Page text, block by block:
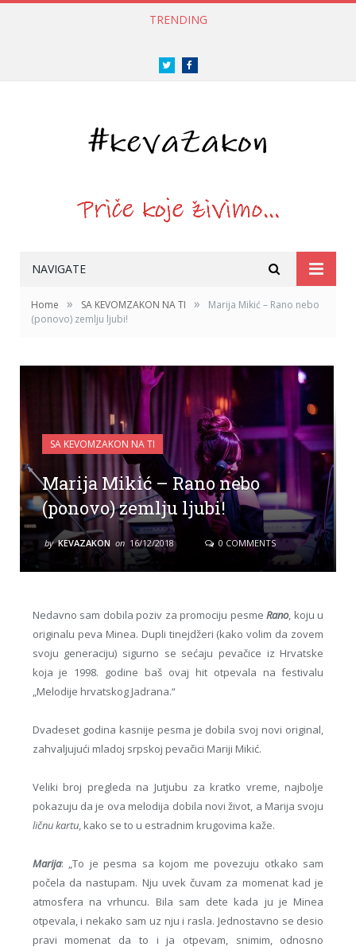
TRENDING
Twitter
NAVIGATE
Home » SA KEVOMZAKON NA TI »
Marija Mikić – Rano nebo
(ponovo) zemlju ljubi!
SA KEVOMZAKON NA TI
Marija Mikić – Rano nebo
(ponovo) zemlju ljubi!
by KEVAZAKON on 16/12/2018 0 COMMENTS
Nedavno sam dobila poziv za promociju pesmeRano, koju u
originalu peva Minea. Dupli tinejdžeri (kako volim da zovem
svoju generaciju) sigurno se sećaju pevačice iz Hrvatske
koja je 1998. godine baš ovaj hit otpevala na festivalu
„Melodije hrvatskog Jadrana.“
Dvadeset godina kasnije pesma je dobila svoj novi original,
zahvaljujući mladoj srpskoj pevačici Mariji Mikić.
Veliki broj pregleda na Jutjubu za kratko vreme, najbolje
pokazuju da je ova melodija dobila novi život, a Marija svoju
ličnu kartu, kako se to u estradnim krugovima kaže.
Marija: „To je pesma sa kojom me povezuju otkako sam
počela da nastupam. Nju uvek čuvam za momenat kad je
atmosfera na vrhuncu. Bila sam dete kada ju je Minea
otpevala, i nekako sam uz nju i rasla. Jednostavno se desio
pravi momenat da to i ja otpevam, snimim, odnosno